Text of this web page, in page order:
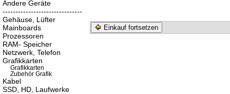
Einkauf fortsetzen
Andere Geräte
-------------------------------
Gehäuse, Lüfter
Mainboards
Prozessoren
RAM- Speicher
Netzwerk, Telefon
Grafikkarten
Grafikkarten
Zubehör Grafik
Kabel
SSD, HD, Laufwerke